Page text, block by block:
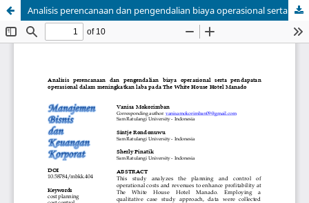
Analisis perencanaan dan pengendalian biaya operasional serta pendapatan operasional dalam meningkatkan laba pada The White House Hotel Manado